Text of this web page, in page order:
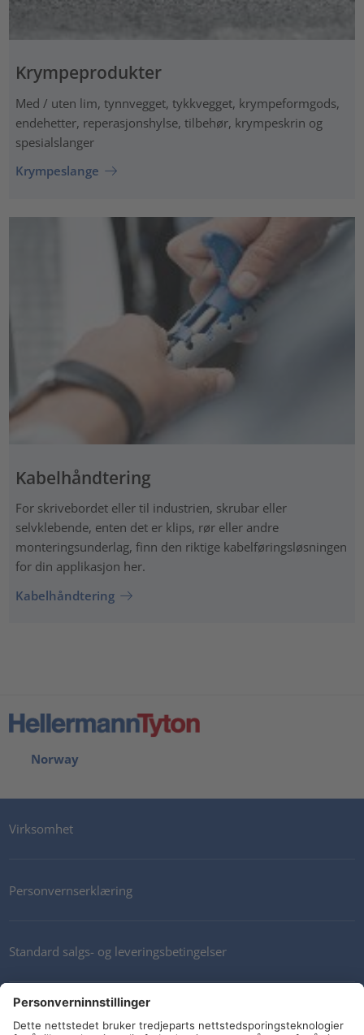
Krympeprodukter
Med / uten lim, tynnvegget, tykkvegget, krympeformgods,
endehetter, reperasjonshylse, tilbehør, krympeskrin og
spesialslanger
Krympeslange
Kabelhåndtering
For skrivebordet eller til industrien, skrubar eller
selvklebende, enten det er klips, rør eller andre
monteringsunderlag, finn den riktige kabelføringsløsningen
for din applikasjon her.
Kabelhåndtering
Norway
Virksomhet
Personvernserklæring
Standard salgs- og leveringsbetingelser